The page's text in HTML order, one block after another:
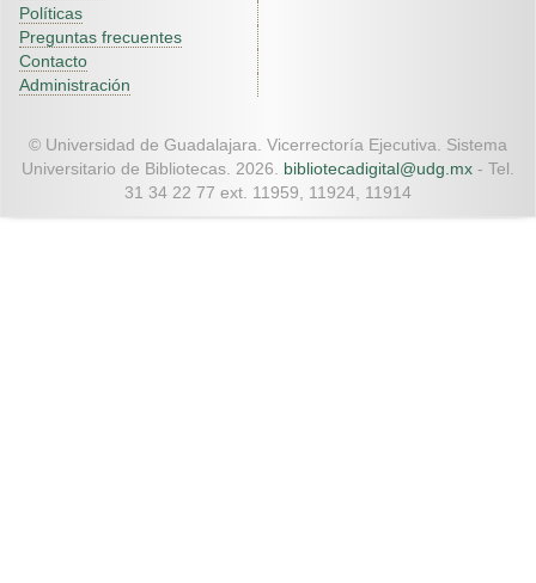
Políticas
Preguntas frecuentes
Contacto
Administración
© Universidad de Guadalajara. Vicerrectoría Ejecutiva. Sistema
Universitario de Bibliotecas. 2026. bibliotecadigital@udg.mx - Tel.
31 34 22 77 ext. 11959, 11924, 11914